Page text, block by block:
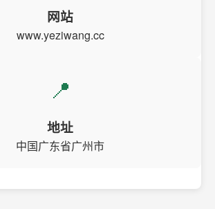
网站
www.yeziwang.cc
📍
地址
中国广东省广州市